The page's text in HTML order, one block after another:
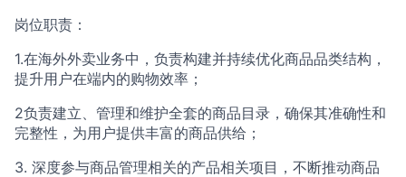
岗位职责：
1.在海外外卖业务中，负责构建并持续优化商品品类结构，
提升用户在端内的购物效率；
2负责建立、管理和维护全套的商品目录，确保其准确性和
完整性，为用户提供丰富的商品供给；
3. 深度参与商品管理相关的产品相关项目，不断推动商品